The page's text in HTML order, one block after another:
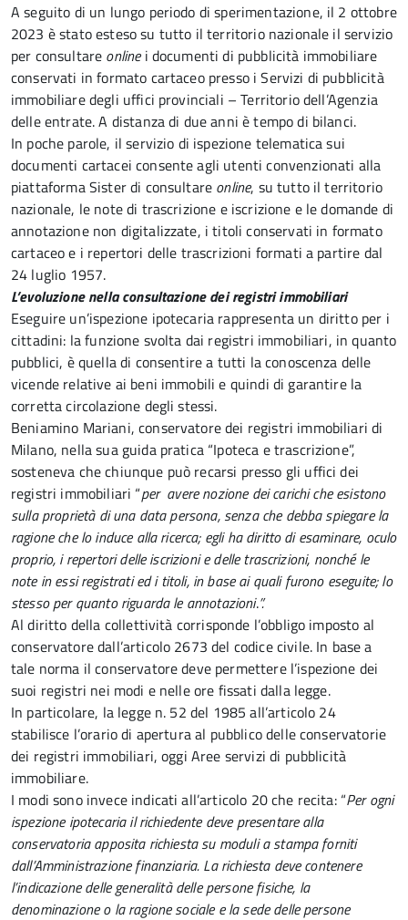
A seguito di un lungo periodo di sperimentazione, il 2 ottobre
2023 è stato esteso su tutto il territorio nazionale il servizio
per consultare onlinei documenti di pubblicità immobiliare
conservati in formato cartaceo presso i Servizi di pubblicità
immobiliare degli uffici provinciali – Territorio dell’Agenzia
delle entrate. A distanza di due anni è tempo di bilanci.
In poche parole, il servizio di ispezione telematica sui
documenti cartacei consente agli utenti convenzionati alla
piattaforma Sister di consultare online, su tutto il territorio
nazionale, le note di trascrizione e iscrizione e le domande di
annotazione non digitalizzate, i titoli conservati in formato
cartaceo e i repertori delle trascrizioni formati a partire dal
24 luglio 1957.
L’evoluzione nella consultazione dei registri immobiliari
Eseguire un’ispezione ipotecaria rappresenta un diritto per i
cittadini: la funzione svolta dai registri immobiliari, in quanto
pubblici, è quella di consentire a tutti la conoscenza delle
vicende relative ai beni immobili e quindi di garantire la
corretta circolazione degli stessi.
Beniamino Mariani, conservatore dei registri immobiliari di
Milano, nella sua guida pratica “Ipoteca e trascrizione”,
sosteneva che chiunque può recarsi presso gli uffici dei
registri immobiliari “per avere nozione dei carichi che esistono
sulla proprietà di una data persona, senza che debba spiegare la
ragione che lo induce alla ricerca; egli ha diritto di esaminare, oculo
proprio, i repertori delle iscrizioni e delle trascrizioni, nonché le
note in essi registrati ed i titoli, in base ai quali furono eseguite; lo
stesso per quanto riguarda le annotazioni.”.
Al diritto della collettività corrisponde l’obbligo imposto al
conservatore dall’articolo 2673 del codice civile. In base a
tale norma il conservatore deve permettere l’ispezione dei
suoi registri nei modi e nelle ore fissati dalla legge.
In particolare, la legge n. 52 del 1985 all’articolo 24
stabilisce l’orario di apertura al pubblico delle conservatorie
dei registri immobiliari, oggi Aree servizi di pubblicità
immobiliare.
I modi sono invece indicati all’articolo 20 che recita: “Per ogni
ispezione ipotecaria il richiedente deve presentare alla
conservatoria apposita richiesta su moduli a stampa forniti
dall’Amministrazione finanziaria. La richiesta deve contenere
l’indicazione delle generalità delle persone fisiche, la
denominazione o la ragione sociale e la sede delle persone